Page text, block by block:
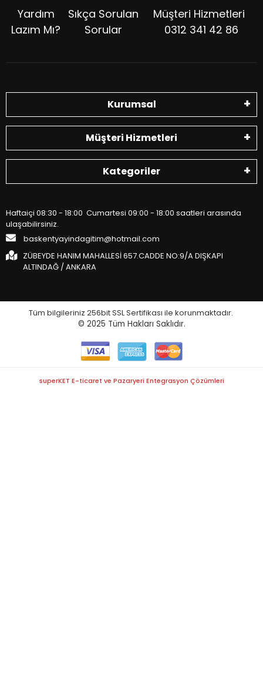
Yardım
Lazım Mı?
Sıkça Sorulan
Sorular
Müşteri Hizmetleri
0312 341 42 86
Kurumsal
Müşteri Hizmetleri
Kategoriler
Haftaiçi 08:30 - 18:00 Cumartesi 09:00 - 18:00 saatleri arasında
ulaşabilirsiniz.
baskentyayindagitim@hotmail.com
ZÜBEYDE HANIM MAHALLESİ 657.CADDE NO:9/A DIŞKAPI
ALTINDAĞ / ANKARA
Tüm bilgileriniz 256bit SSL Sertifikası ile korunmaktadır.
© 2025 Tüm Hakları Saklıdır.
superKET E-ticaret ve Pazaryeri Entegrasyon Çözümleri